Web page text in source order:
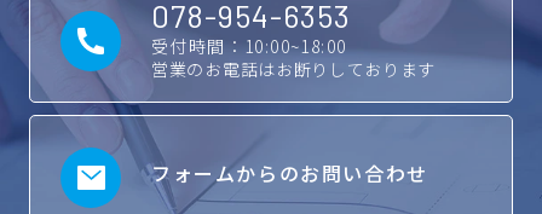
078-954-6353
受付時間：10:00~18:00
営業のお電話はお断りしております
フォームからのお問い合わせ